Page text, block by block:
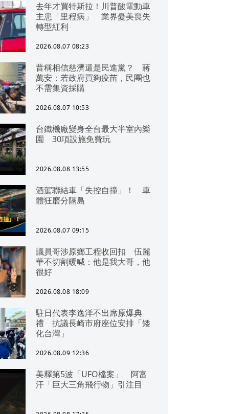
去年才買特斯拉！川普酸電動車
主患「里程病」 業界憂美喪失
轉型紅利
2026.08.07 08:23
昔稱相信慈濟還是民進黨？ 蔣
萬安：若政府買夠疫苗，民團也
不需集資採購
2026.08.07 10:53
台鐵機廠變身全台最大半室內樂
園 30項設施免費玩
2026.08.08 13:55
酒駕聯結車「失控自撞」！ 車
體狂磨分隔島
2026.08.07 09:15
議員哥涉原鄉工程收回扣 伍麗
華不切割暖喊：他是我大哥，他
很好
2026.08.08 18:09
駐日代表李逸洋不出席原爆典
禮 抗議長崎市府座位安排「矮
化台灣」
2026.08.09 12:36
美釋第5波「UFO檔案」 阿富
汗「巨大三角飛行物」引注目